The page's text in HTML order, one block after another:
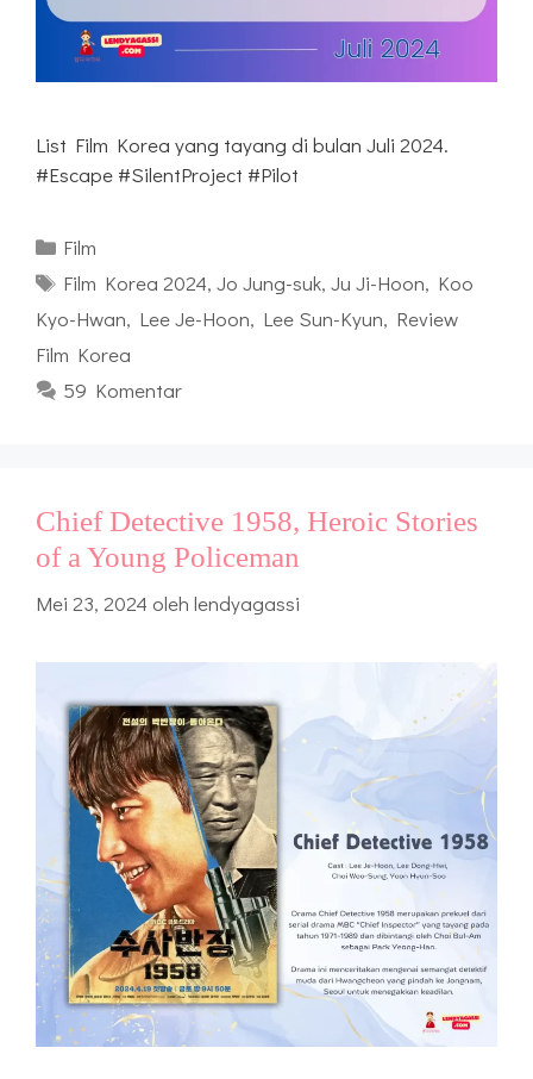
List Film Korea yang tayang di bulan Juli 2024.
#Escape #SilentProject #Pilot
Kategori
Film
Tag
Film Korea 2024,Jo Jung-suk,Ju Ji-Hoon, Koo
Kyo-Hwan, Lee Je-Hoon, Lee Sun-Kyun, Review
Film Korea
59 Komentar
Chief Detective 1958, Heroic Stories
of a Young Policeman
Mei 23, 2024 oleh lendyagassi